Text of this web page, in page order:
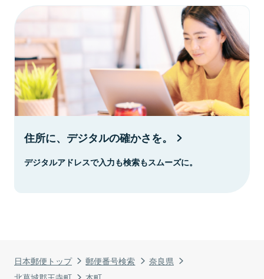
日本郵便トップ 郵便番号検索
奈良県
住所に、デジタルの確かさを。
デジタルアドレスで入力も検索もスムーズに。